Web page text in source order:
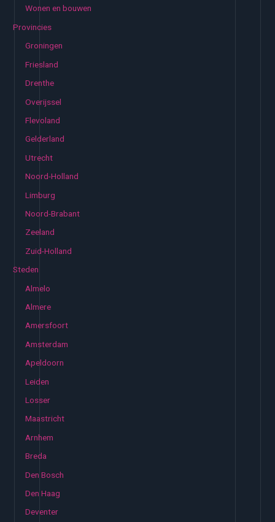
Wonen en bouwen
Provincies
Groningen
Friesland
Drenthe
Overijssel
Flevoland
Gelderland
Utrecht
Noord-Holland
Limburg
Noord-Brabant
Zeeland
Zuid-Holland
Steden
Almelo
Almere
Amersfoort
Amsterdam
Apeldoorn
Leiden
Losser
Maastricht
Arnhem
Breda
Den Bosch
Den Haag
Deventer